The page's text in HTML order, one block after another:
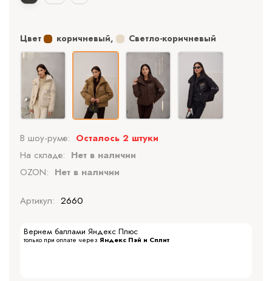
Цвет коричневый, Светло-коричневый
В шоу-руме: Осталось 2 штуки
На складе: Нет в наличии
OZON: Нет в наличии
Артикул: 2660
Вернем баллами Яндекс Плюс
только при оплате через Яндекс Пэй и Сплит